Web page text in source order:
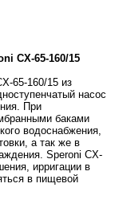
CX-65-160/15
65-160/15 из
насос
При
баками
водоснабжения,
а так же в
Speroni CX-
ирригации в
в пищевой